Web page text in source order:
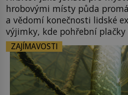
hrobovými místy půda
a vědomí konečnosti lidské
výjimky, kde pohřební
kapesníky nikoli při
pohledu na výši vyměřené
v nezaměstnanosti. Kam
hřbitov, který si vysloužil
v rumunské vesnici
ZAJÍMAVOSTI